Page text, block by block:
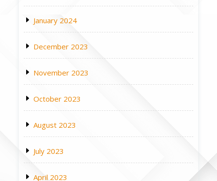
January 2024
December 2023
November 2023
October 2023
August 2023
July 2023
April 2023